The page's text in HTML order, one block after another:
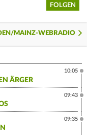
FOLGEN
MAINZ-WEBRADIO
ÄRGER
10:05
09:43
09:35